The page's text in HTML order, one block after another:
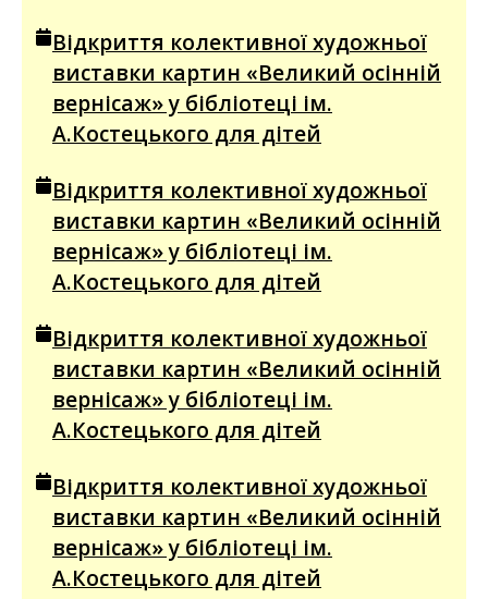
Відкриття колективної художньої
виставки картин «Великий осінній
вернісаж» у бібліотеці ім.
А.Костецького для дітей
Відкриття колективної художньої
виставки картин «Великий осінній
вернісаж» у бібліотеці ім.
А.Костецького для дітей
Відкриття колективної художньої
виставки картин «Великий осінній
вернісаж» у бібліотеці ім.
А.Костецького для дітей
Відкриття колективної художньої
виставки картин «Великий осінній
вернісаж» у бібліотеці ім.
А.Костецького для дітей